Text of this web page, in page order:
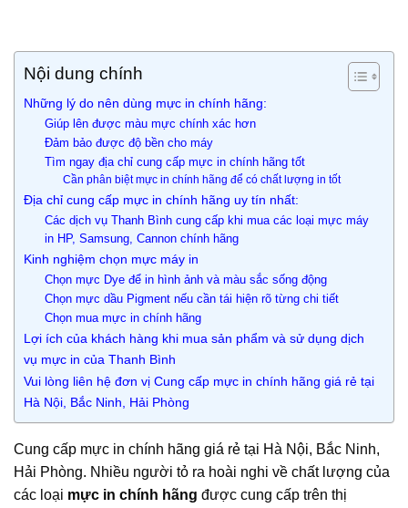
Nội dung chính
Những lý do nên dùng mực in chính hãng:
Giúp lên được màu mực chính xác hơn
Đảm bảo được độ bền cho máy
Tìm ngay địa chỉ cung cấp mực in chính hãng tốt
Cần phân biệt mực in chính hãng để có chất lượng in tốt
Địa chỉ cung cấp mực in chính hãng uy tín nhất:
Các dịch vụ Thanh Bình cung cấp khi mua các loại mực máy
in HP, Samsung, Cannon chính hãng
Kinh nghiệm chọn mực máy in
Chọn mực Dye để in hình ảnh và màu sắc sống động
Chọn mực dầu Pigment nếu cần tái hiện rõ từng chi tiết
Chọn mua mực in chính hãng
Lợi ích của khách hàng khi mua sản phẩm và sử dụng dịch
vụ mực in của Thanh Bình
Vui lòng liên hệ đơn vị Cung cấp mực in chính hãng giá rẻ tại
Hà Nội, Bắc Ninh, Hải Phòng
Cung cấp mực in chính hãng giá rẻ tại Hà Nội, Bắc Ninh,
Hải Phòng. Nhiều người tỏ ra hoài nghi về chất lượng của
các loại mực in chính hãng được cung cấp trên thị